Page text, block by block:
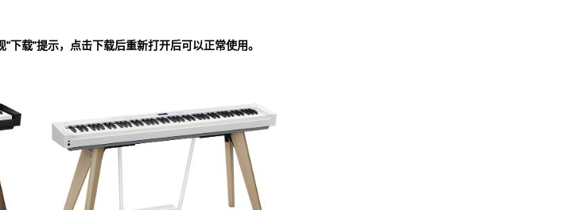
下载”提示，点击下载后重新打开后可以正常使用。